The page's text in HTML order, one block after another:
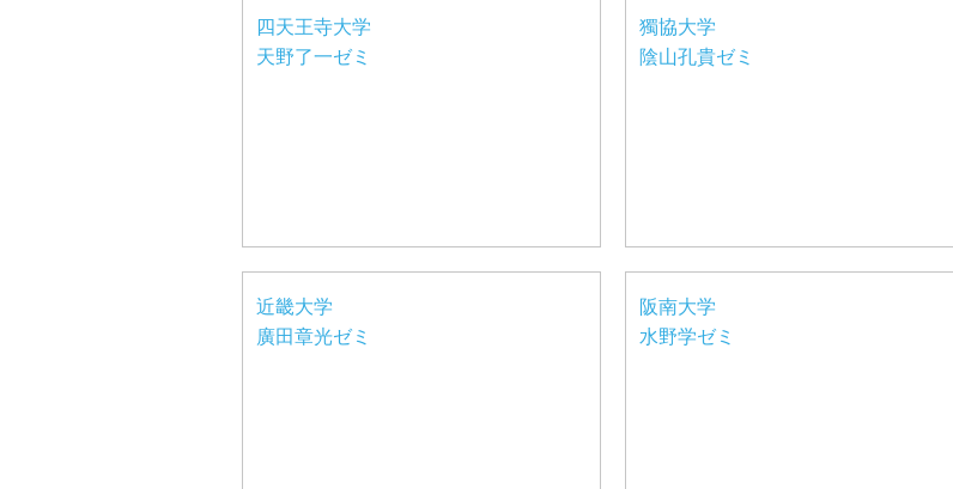
四天王寺大学
天野了一ゼミ
獨協大学
陰山孔貴ゼミ
近畿大学
廣田章光ゼミ
阪南大学
水野学ゼミ